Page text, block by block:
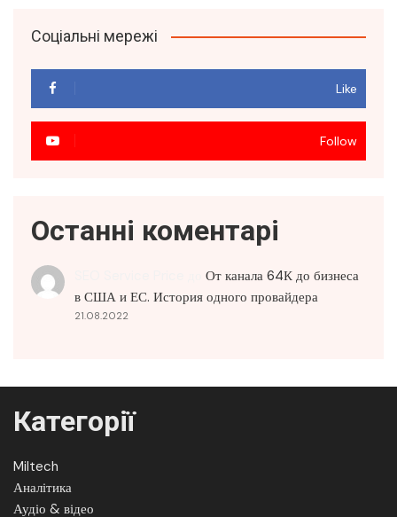
Соціальні мережі
Like
Follow
Останні коментарі
От канала 64К до бизнеса
в США и ЕС. История одного провайдера
21.08.2022
Категорії
Miltech
Аналітика
Аудіо & відео